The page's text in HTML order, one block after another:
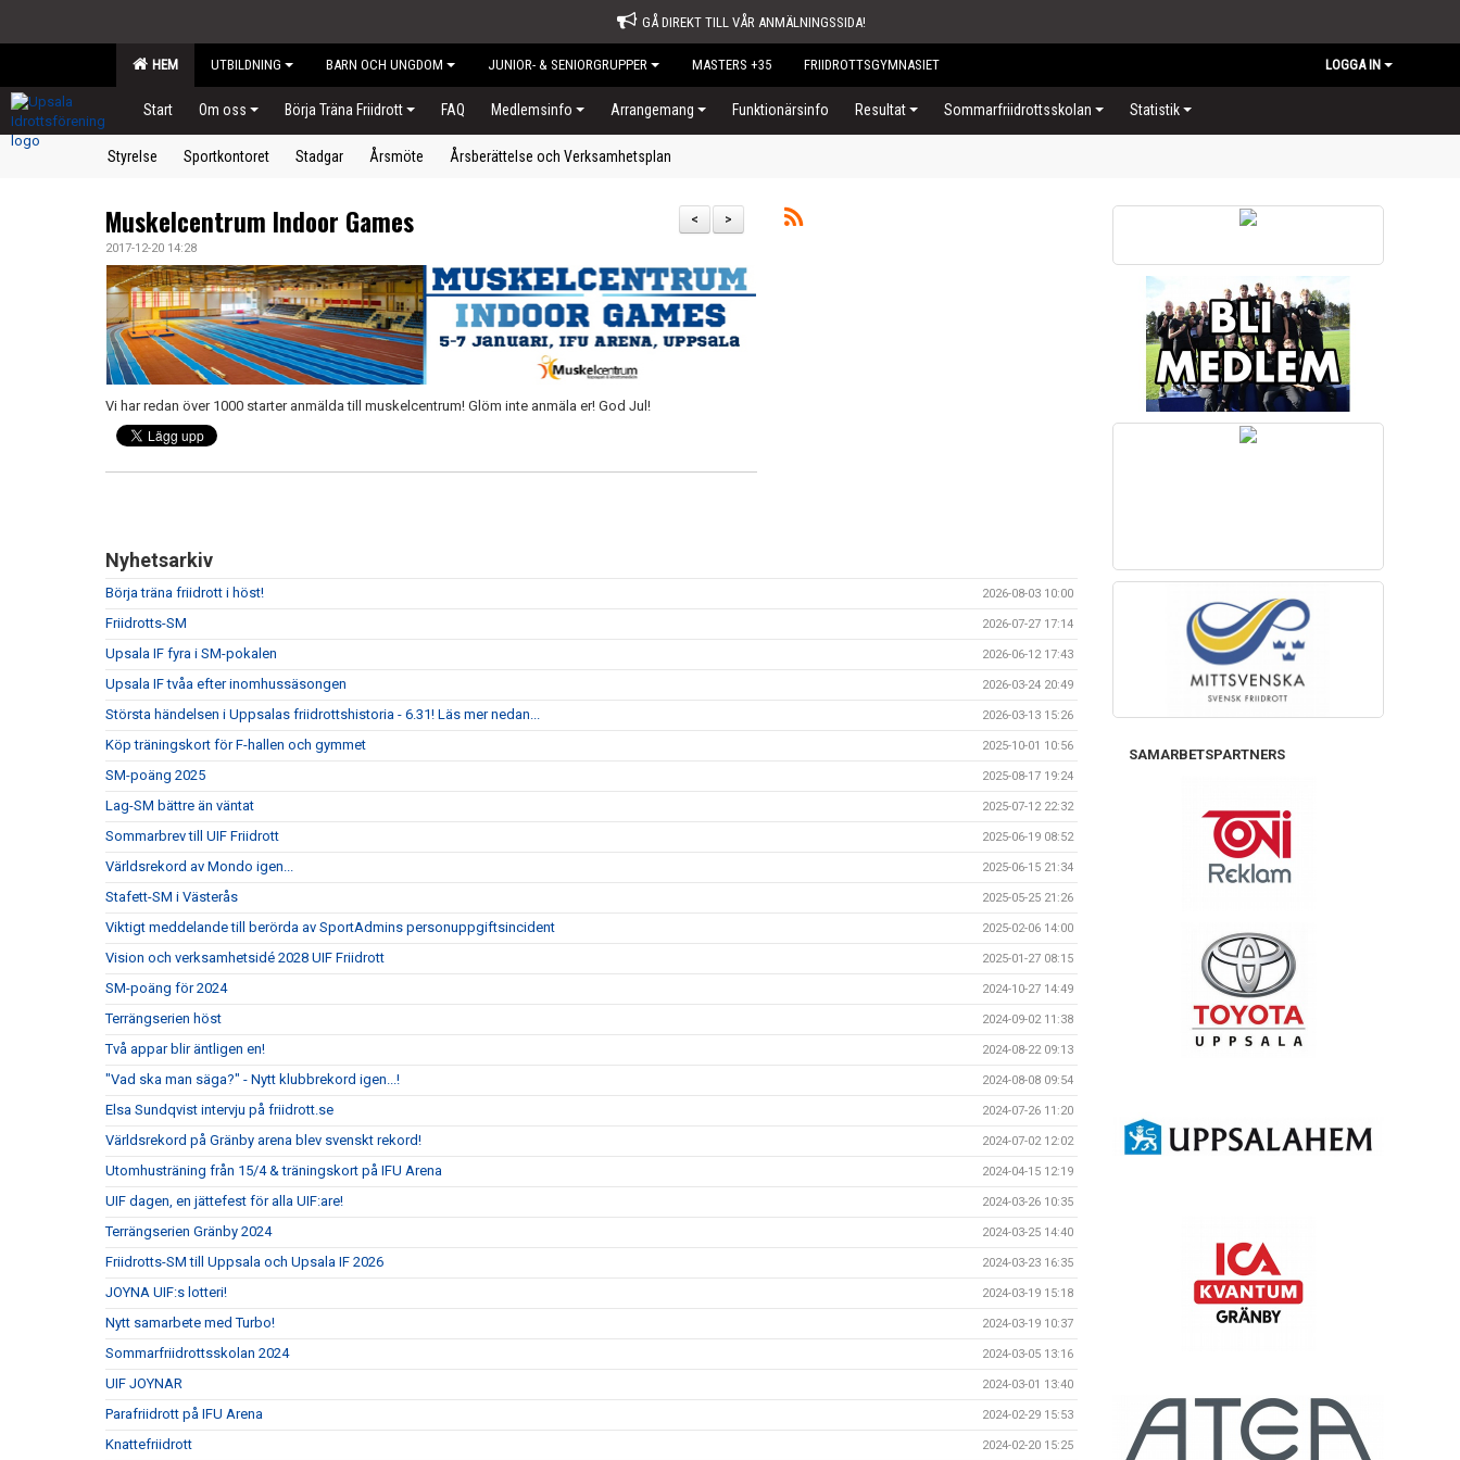
GÅ DIREKT TILL VÅR ANMÄLNINGSSIDA!
HEM UTBILDNING BARN OCH UNGDOM JUNIOR- & SENIORGRUPPER MASTERS +35 FRIIDROTTSGYMNASIET LOGGA IN
Start Om oss Börja Träna Friidrott FAQ Medlemsinfo Arrangemang Funktionärsinfo Resultat Sommarfriidrottsskolan Statistik
Styrelse Sportkontoret Stadgar Årsmöte Årsberättelse och Verksamhetsplan
>
<
Muskelcentrum Indoor Games
2017-12-20 14:28
Vi har redan över 1000 starter anmälda till muskelcentrum! Glöm inte anmäla er! God Jul!
Nyhetsarkiv
Börja träna friidrott i höst! 2026-08-03 10:00
Friidrotts-SM 2026-07-27 17:14
Upsala IF fyra i SM-pokalen 2026-06-12 17:43
Upsala IF tvåa efter inomhussäsongen 2026-03-24 20:49
Största händelsen i Uppsalas friidrottshistoria - 6.31! Läs mer nedan... 2026-03-13 15:26
Köp träningskort för F-hallen och gymmet 2025-10-01 10:56
SM-poäng 2025 2025-08-17 19:24
Lag-SM bättre än väntat 2025-07-12 22:32
Sommarbrev till UIF Friidrott 2025-06-19 08:52
Världsrekord av Mondo igen... 2025-06-15 21:34
Stafett-SM i Västerås 2025-05-25 21:26
Viktigt meddelande till berörda av SportAdmins personuppgiftsincident 2025-02-06 14:00
Vision och verksamhetsidé 2028 UIF Friidrott 2025-01-27 08:15
SM-poäng för 2024 2024-10-27 14:49
Terrängserien höst 2024-09-02 11:38
Två appar blir äntligen en! 2024-08-22 09:13
"Vad ska man säga?" - Nytt klubbrekord igen...! 2024-08-08 09:54
Elsa Sundqvist intervju på friidrott.se 2024-07-26 11:20
Världsrekord på Gränby arena blev svenskt rekord! 2024-07-02 12:02
Utomhusträning från 15/4 & träningskort på IFU Arena 2024-04-15 12:19
UIF dagen, en jättefest för alla UIF:are! 2024-03-26 10:35
Terrängserien Gränby 2024 2024-03-25 14:40
Friidrotts-SM till Uppsala och Upsala IF 2026 2024-03-23 16:35
JOYNA UIF:s lotteri! 2024-03-19 15:18
Nytt samarbete med Turbo! 2024-03-19 10:37
Sommarfriidrottsskolan 2024 2024-03-05 13:16
UIF JOYNAR 2024-03-01 13:40
Parafriidrott på IFU Arena 2024-02-29 15:53
Knattefriidrott 2024-02-20 15:25
SAMARBETSPARTNERS